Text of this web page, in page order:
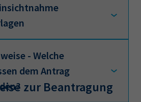
beantragen Sie
Webanwednung. Sobald
IHK fertig gesiegelt
Sie es downloaden und
Handelspartner per
verpflichtet, die zur
erforderliche
Auskunft zu erteilen
- Welche
dem Antrag
zur Beantragung